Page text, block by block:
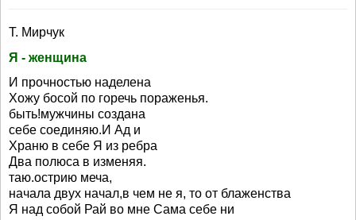
Т. Мирчук
Я - женщина
И прочностью наделена
Хожу босой по горечь пораженья.
быть!мужчины создана
себе соединяю.И Ад и
Храню в себе Я из ребра
Два полюса в изменяя.
таю.острию меча,
начала двух начал,в чем не я, то от блаженства
Я над собой Рай во мне Сама себе ни